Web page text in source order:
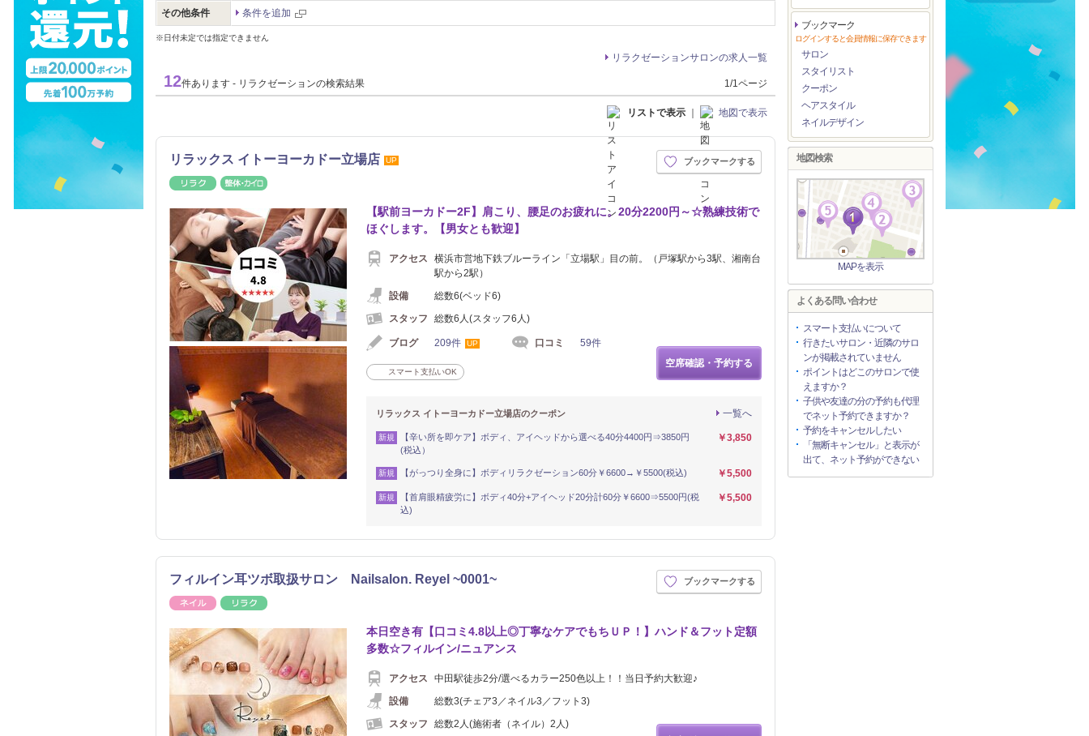
その他条件 条件を追加
※日付未定では指定できません
リラクゼーションサロンの求人一覧
12件あります - リラクゼーションの検索結果 1/1ページ
リストで表示 ｜ 地図で表示
リラックス イトーヨーカドー立場店 UP
リラク
ブックマークする
【駅前ヨーカドー2F】肩こり、腰足のお疲れに。20分2200円～☆熟練技術で
ほぐします。【男女とも歓迎】
アクセス
横浜市営地下鉄ブルーライン「立場駅」目の前。（戸塚駅から3駅、湘南台
駅から2駅）
設備
総数6(ベッド6)
スタッフ
総数6人(スタッフ6人)
ブログ 209件 UP 口コミ 59件
スマート支払いOK
空席確認・予約する
一覧へ
リラックス イトーヨーカドー立場店のクーポン
新規
【辛い所を即ケア】ボディ、アイヘッドから選べる40分4400円⇒3850円
(税込）
￥3,850
新規 【がっつり全身に】ボディリラクゼーション60分￥6600→￥5500(税込) ￥5,500
新規
【首肩眼精疲労に】ボディ40分+アイヘッド20分計60分￥6600⇒5500円(税
込)
￥5,500
フィルイン耳ツボ取扱サロン Nailsalon. Reyel ~0001~
ネイル
ブックマークする
本日空き有【口コミ4.8以上◎丁寧なケアでもちＵＰ！】ハンド＆フット定額
多数☆フィルイン/ニュアンス
アクセス
中田駅徒歩2分/選べるカラー250色以上！！当日予約大歓迎♪
設備
総数3(チェア3／ネイル3／フット3)
スタッフ
総数2人(施術者（ネイル）2人)
ブックマーク
ログインすると会員情報に保存できます
サロン
スタイリスト
クーポン
ヘアスタイル
ネイルデザイン
地図検索
MAPを表示
よくある問い合わせ
スマート支払いについて
行きたいサロン・近隣のサロ
ンが掲載されていません
ポイントはどこのサロンで使
えますか？
子供や友達の分の予約も代理
でネット予約できますか？
予約をキャンセルしたい
「無断キャンセル」と表示が
出て、ネット予約ができない